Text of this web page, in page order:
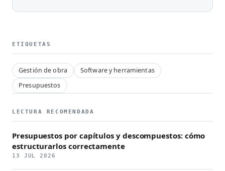
ETIQUETAS
Gestión de obra
Software y herramientas
Presupuestos
LECTURA RECOMENDADA
Presupuestos por capítulos y descompuestos: cómo
estructurarlos correctamente
13 JUL 2026